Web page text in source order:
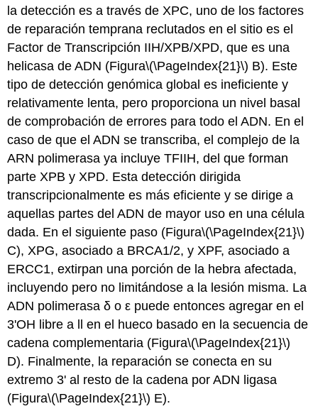
la detección es a través de XPC, uno de los factores
de reparación temprana reclutados en el sitio es el
Factor de Transcripción IIH/XPB/XPD, que es una
helicasa de ADN (Figura\(\PageIndex{21}\) B). Este
tipo de detección genómica global es ineficiente y
relativamente lenta, pero proporciona un nivel basal
de comprobación de errores para todo el ADN. En el
caso de que el ADN se transcriba, el complejo de la
ARN polimerasa ya incluye TFIIH, del que forman
parte XPB y XPD. Esta detección dirigida
transcripcionalmente es más eficiente y se dirige a
aquellas partes del ADN de mayor uso en una célula
dada. En el siguiente paso (Figura\(\PageIndex{21}\)
C), XPG, asociado a BRCA1/2, y XPF, asociado a
ERCC1, extirpan una porción de la hebra afectada,
incluyendo pero no limitándose a la lesión misma. La
ADN polimerasa δ o ε puede entonces agregar en el
3'OH libre a ll en el hueco basado en la secuencia de
cadena complementaria (Figura\(\PageIndex{21}\)
D). Finalmente, la reparación se conecta en su
extremo 3' al resto de la cadena por ADN ligasa
(Figura\(\PageIndex{21}\) E).